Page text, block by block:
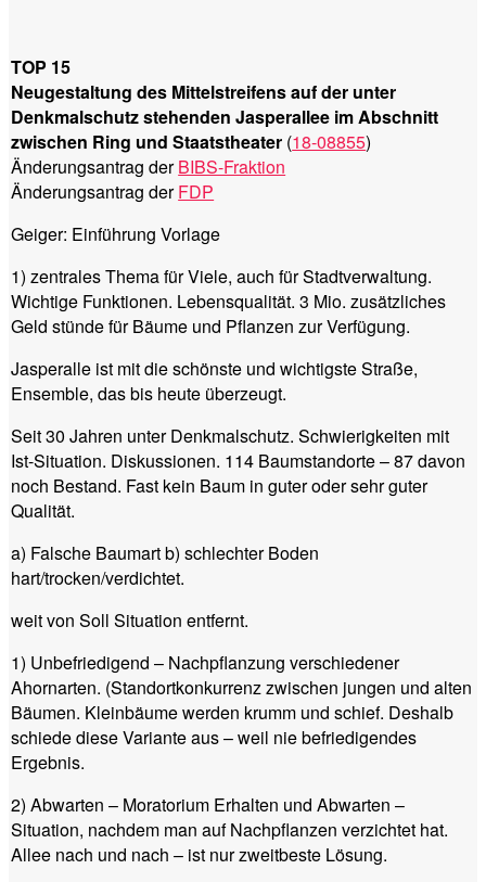
TOP 15
Neugestaltung des Mittelstreifens auf der unter
Denkmalschutz stehenden Jasperallee im Abschnitt
zwischen Ring und Staatstheater (18-08855)
Änderungsantrag derBIBS-Fraktion
Änderungsantrag derFDP
Geiger: Einführung Vorlage
1) zentrales Thema für Viele, auch für Stadtverwaltung.
Wichtige Funktionen. Lebensqualität. 3 Mio. zusätzliches
Geld stünde für Bäume und Pflanzen zur Verfügung.
Jasperalle ist mit die schönste und wichtigste Straße,
Ensemble, das bis heute überzeugt.
Seit 30 Jahren unter Denkmalschutz. Schwierigkeiten mit
Ist-Situation. Diskussionen. 114 Baumstandorte – 87 davon
noch Bestand. Fast kein Baum in guter oder sehr guter
Qualität.
a) Falsche Baumart b) schlechter Boden
hart/trocken/verdichtet.
weit von Soll Situation entfernt.
1) Unbefriedigend – Nachpflanzung verschiedener
Ahornarten. (Standortkonkurrenz zwischen jungen und alten
Bäumen. Kleinbäume werden krumm und schief. Deshalb
schiede diese Variante aus – weil nie befriedigendes
Ergebnis.
2) Abwarten – Moratorium Erhalten und Abwarten –
Situation, nachdem man auf Nachpflanzen verzichtet hat.
Allee nach und nach – ist nur zweitbeste Lösung.